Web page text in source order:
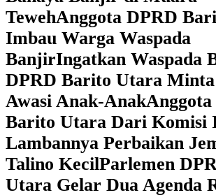
TewehAnggota DPRD
Imbau Warga Waspada
BanjirIngatkan Waspada
DPRD Barito Utara
Awasi Anak-Anak
Barito Utara Dari Komisi
Lambannya Perbaikan
Talino KecilParlemen
Utara Gelar Dua Agenda